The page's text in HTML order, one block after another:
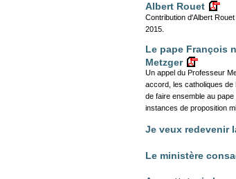
Albert Rouet
Contribution d'Albert
2015.
Le pape François
Metzger
Un appel du Professeur
accord, les catholiques
de faire ensemble au
instances de proposition
Je veux redevenir
Le ministère